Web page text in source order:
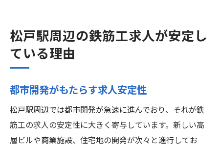
松戸駅周辺の鉄筋工求人が安定し
ている理由
都市開発がもたらす求人安定性
松戸駅周辺では都市開発が急速に進んでおり、それが鉄
筋工の求人の安定性に大きく寄与しています。新しい高
層ビルや商業施設、住宅地の開発が次々と進行してお